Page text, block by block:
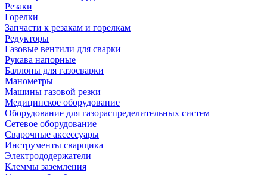
Резаки
Горелки
Запчасти к резакам и горелкам
Редукторы
Газовые вентили для сварки
Рукава напорные
Баллоны для газосварки
Манометры
Машины газовой резки
Медицинское оборудование
Оборудование для газораспределительных систем
Сетевое оборудование
Сварочные аксессуары
Инструменты сварщика
Электрододержатели
Клеммы заземления